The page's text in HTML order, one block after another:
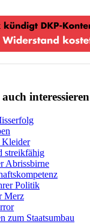
interessieren
Kleider
streikfähig
Abrissbirne
Politik
Merz
zum Staatsumbau